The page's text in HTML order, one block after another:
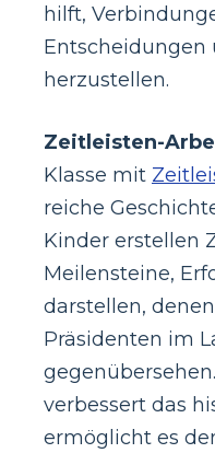
hilft,
Entscheidungen
herzustellen.
Zeitleisten-
Klasse mit
reiche
Kinder erstellen
Meilensteine,
darstellen,
Präsidenten im
verbessert das
ermöglicht es